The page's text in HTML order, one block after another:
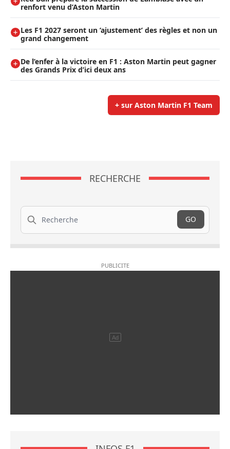
renfort venu d’Aston Martin
Les F1 2027 seront un ’ajustement’ des règles et non un
grand changement
De l’enfer à la victoire en F1 : Aston Martin peut gagner
des Grands Prix d’ici deux ans
+ sur Aston Martin F1 Team
RECHERCHE
Recherche
GO